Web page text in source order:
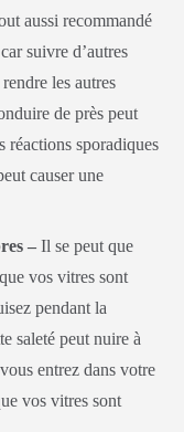
aussi recommandé
suivre d’autres
les autres
de près peut
réactions sporadiques
causer une
– Il se peut que
vos vitres sont
pendant la
saleté peut nuire à
entrez dans votre
vos vitres sont